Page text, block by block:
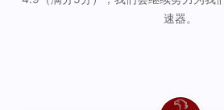
速器。